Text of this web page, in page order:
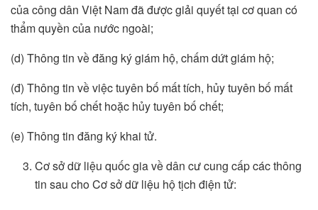
của công dân Việt Nam đã được giải quyết tại cơ quan có
thẩm quyền của nước ngoài;
(d) Thông tin về đăng ký giám hộ, chấm dứt giám hộ;
(đ) Thông tin về việc tuyên bố mất tích, hủy tuyên bố mất
tích, tuyên bố chết hoặc hủy tuyên bố chết;
(e) Thông tin đăng ký khai tử.
Cơ sở dữ liệu quốc gia về dân cư cung cấp các thông
tin sau cho Cơ sở dữ liệu hộ tịch điện tử: